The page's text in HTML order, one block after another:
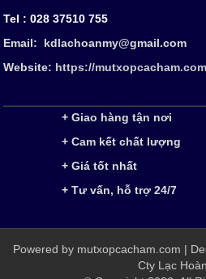
Tel : 028 37510 755
Email: kdlachoanmy@gmail.com
Website: https://mutxopcacham.com
+ Giao hàng tận nơi
+ Cam kết chất lượng
+ Giá tốt nhất
+ Tư vấn, hỗ trợ 24/7
Powered by mutxopcacham.com |
Cty Lạc